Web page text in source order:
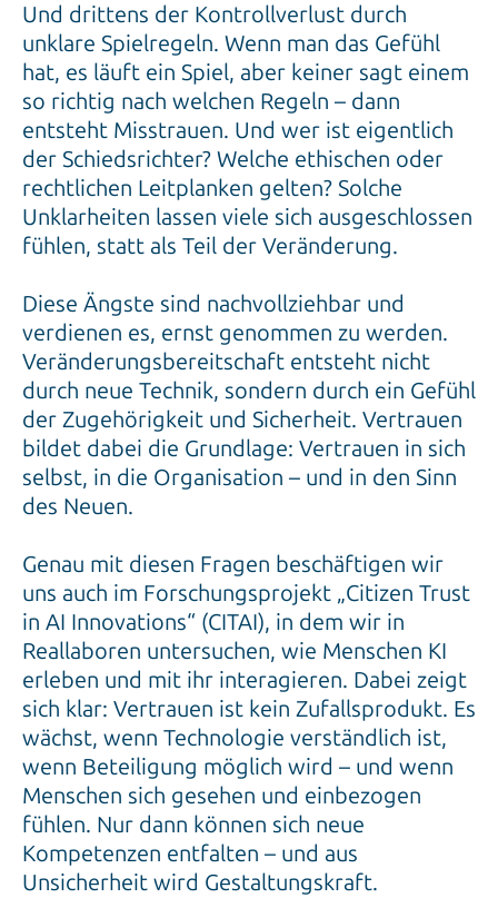
Und drittens der Kontrollverlust durch
unklare Spielregeln. Wenn man das Gefühl
hat, es läuft ein Spiel, aber keiner sagt einem
so richtig nach welchen Regeln – dann
entsteht Misstrauen. Und wer ist eigentlich
der Schiedsrichter? Welche ethischen oder
rechtlichen Leitplanken gelten? Solche
Unklarheiten lassen viele sich ausgeschlossen
fühlen, statt als Teil der Veränderung.
Diese Ängste sind nachvollziehbar und
verdienen es, ernst genommen zu werden.
Veränderungsbereitschaft entsteht nicht
durch neue Technik, sondern durch ein Gefühl
der Zugehörigkeit und Sicherheit. Vertrauen
bildet dabei die Grundlage: Vertrauen in sich
selbst, in die Organisation – und in den Sinn
des Neuen.
Genau mit diesen Fragen beschäftigen wir
uns auch im Forschungsprojekt „Citizen Trust
in AI Innovations“ (CITAI), in dem wir in
Reallaboren untersuchen, wie Menschen KI
erleben und mit ihr interagieren. Dabei zeigt
sich klar: Vertrauen ist kein Zufallsprodukt. Es
wächst, wenn Technologie verständlich ist,
wenn Beteiligung möglich wird – und wenn
Menschen sich gesehen und einbezogen
fühlen. Nur dann können sich neue
Kompetenzen entfalten – und aus
Unsicherheit wird Gestaltungskraft.